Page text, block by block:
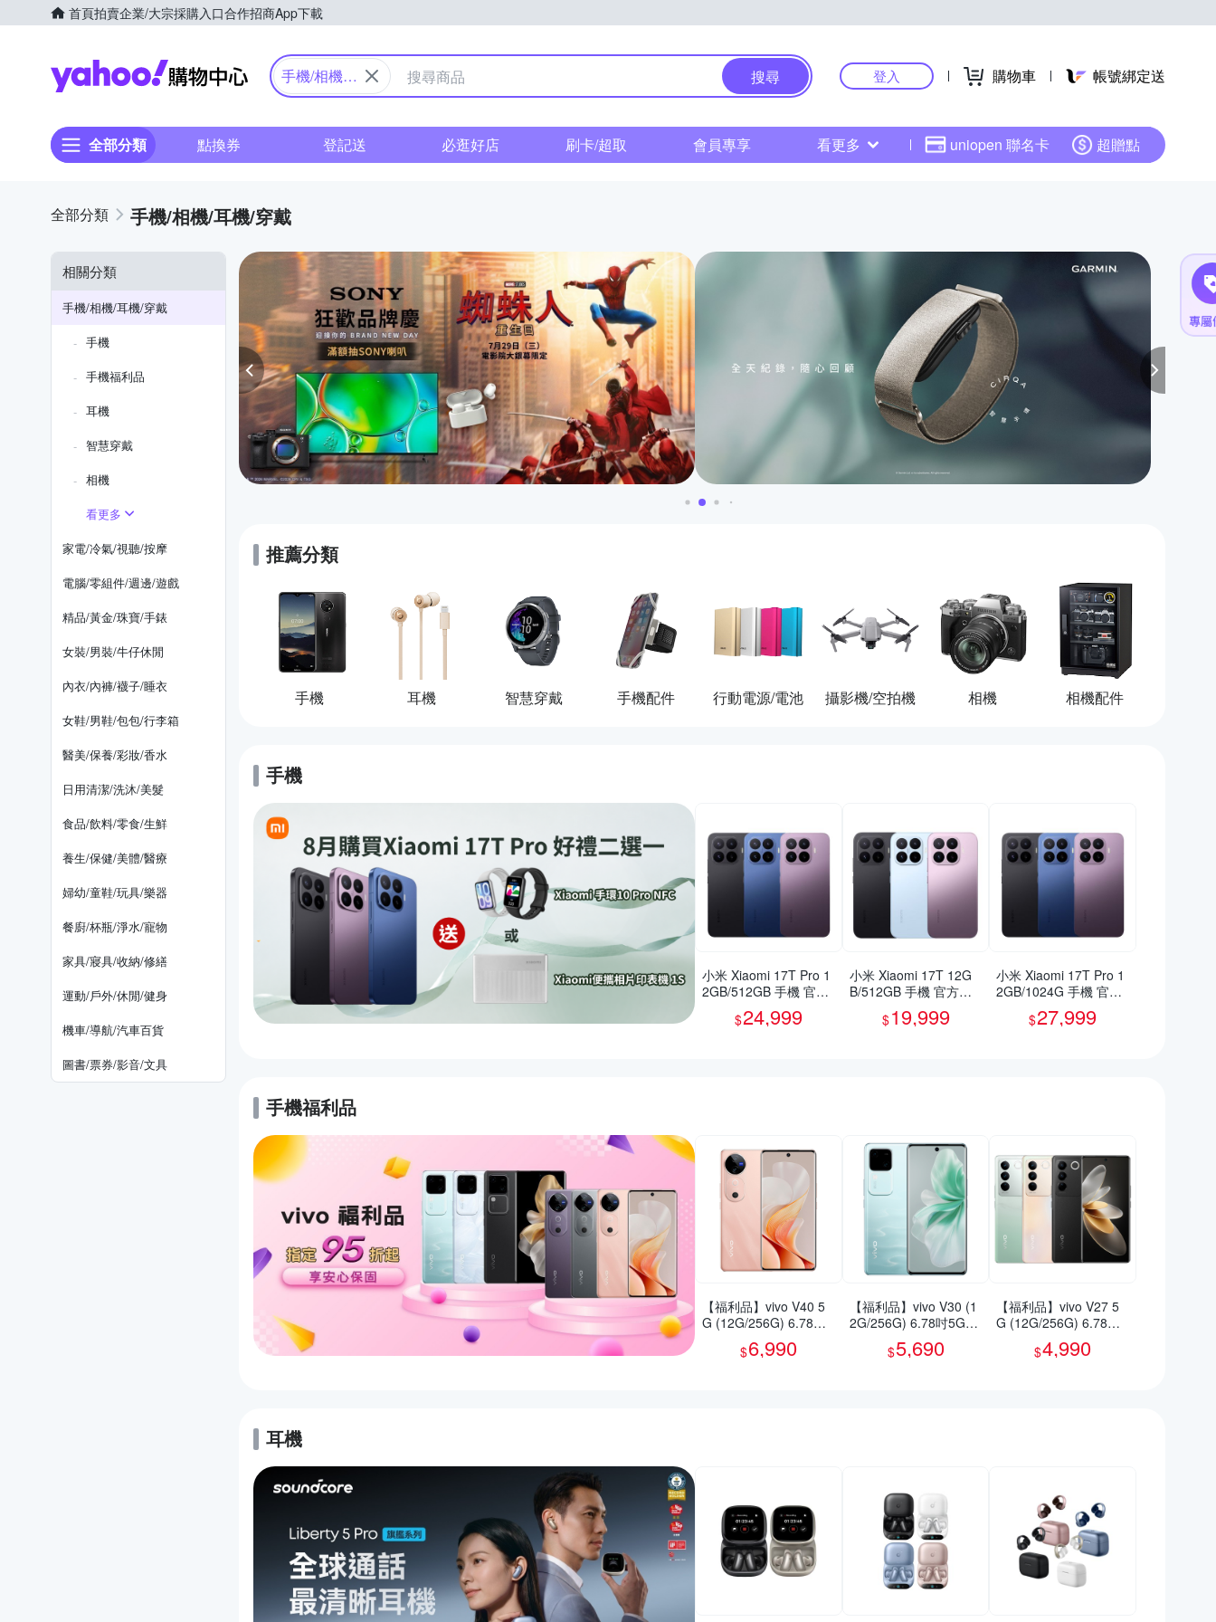
首頁拍賣企業/大宗採購入口合作招商App下載
Yahoo購物中心
手機/相機/
搜尋 登入 購物車 帳號綁定送
全部分類 點換券 登記送 必逛好店 刷卡/超取 會員專享 看更多 uniopen 聯名卡 超贈點
手機/相機/耳機/穿戴
相關分類
手機/相機/耳機/穿戴
手機
手機福利品
耳機
智慧穿戴
相機
看更多
家電/冷氣/視聽/按摩
電腦/零組件/週邊/遊戲
精品/黃金/珠寶/手錶
女裝/男裝/牛仔休閒
內衣/內褲/襪子/睡衣
女鞋/男鞋/包包/行李箱
醫美/保養/彩妝/香水
日用清潔/洗沐/美髮
食品/飲料/零食/生鮮
養生/保健/美體/醫療
婦幼/童鞋/玩具/樂器
餐廚/杯瓶/淨水/寵物
家具/寢具/收納/修繕
運動/戶外/休閒/健身
機車/導航/汽車百貨
圖書/票券/影音/文具
推薦分類
手機 耳機 智慧穿戴 手機配件 行動電源/電池 攝影機/空拍機 相機 相機配件
手機
小米 Xiaomi 17T Pro 1
2GB/512GB 手機 官方
$24,999
小米 Xiaomi 17T 12G
B/512GB 手機 官方旗
$19,999
小米 Xiaomi 17T Pro 1
2GB/1024G 手機 官方
$27,999
手機福利品
【福利品】vivo V40 5
G (12G/256G) 6.78吋
智慧型手機(9成新)
$6,990
【福利品】vivo V30 (1
2G/256G) 6.78吋5G智
慧型手機(9成新)
$5,690
【福利品】vivo V27 5
G (12G/256G) 6.78吋
智慧型手機(9成新)
$4,990
耳機